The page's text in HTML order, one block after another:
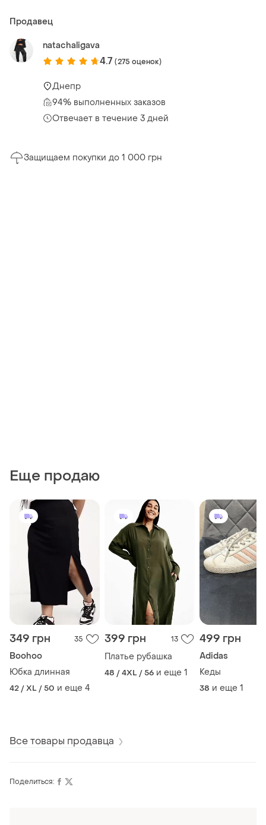
Продавец
natachaligava
4.7 (275 оценок)
Днепр
94% выполненных заказов
Отвечает в течение 3 дней
Защищаем покупки до 1 000 грн
Еще продаю
349 грн 35
Boohoo
Юбка длинная
42 / XL / 50 и еще 4
399 грн 13
Платье рубашка
48 / 4XL / 56 и еще 1
499 грн
Adidas
Кеды
38 и еще 1
Все товары продавца
Поделиться: